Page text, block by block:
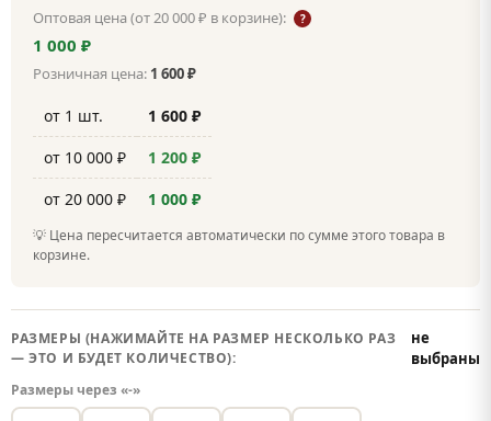
Оптовая цена (от 20 000 ₽ в корзине): ?
1 000 ₽
Розничная цена: 1 600 ₽
от 1 шт.
1 600 ₽
от 10 000 ₽
1 200 ₽
от 20 000 ₽
1 000 ₽
💡 Цена пересчитается автоматически по сумме этого товара в
корзине.
РАЗМЕРЫ (НАЖИМАЙТЕ НА РАЗМЕР НЕСКОЛЬКО РАЗ
— ЭТО И БУДЕТ КОЛИЧЕСТВО):
не
выбраны
Размеры через «-»